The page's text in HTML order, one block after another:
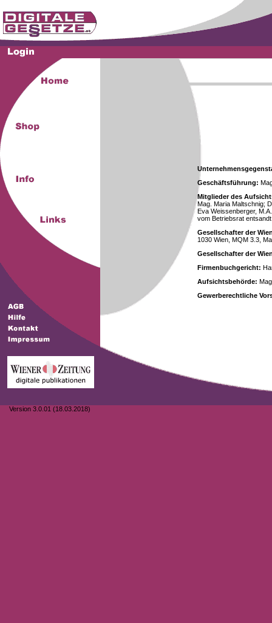
Version 3.0.01 (18.03.2018)
Geschäftsführung:
Mitglieder des
Mag. Maria Maltschnig;
Eva Weissenberger,
vom Betriebsrat
Gesellschafter der
1030 Wien, MQM 3.3,
Gesellschafter der
Firmenbuchgericht:
Aufsichtsbehörde:
Gewerberechtliche